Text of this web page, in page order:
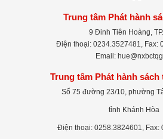
Trung tâm Phát hành
9 Đinh Tiên Hoàng,
Điện thoại: 0234.3527481, Fax:
Email:
Trung tâm Phát hành sách
Số 75 đường 23/10, phường
tỉnh Khánh Hòa
Điện thoại: 0258.3824601, Fax: